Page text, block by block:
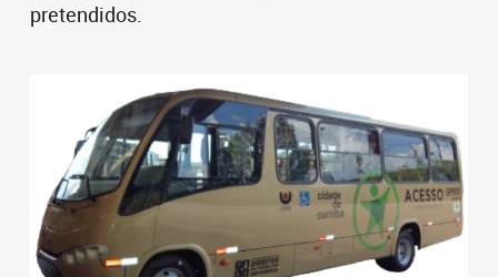
pretendidos.